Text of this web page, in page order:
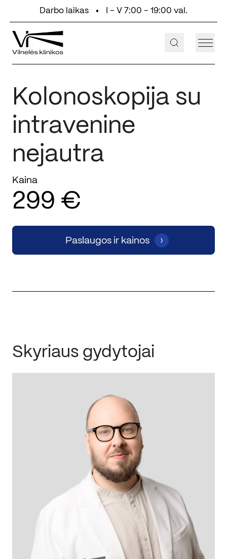
Eiti prie turinioDarbo laikas I - V 7:00 - 19:00 val.
+370 647 55 000
Kolonoskopija su
intravenine
nejautra
Kaina
299 €
Paslaugos ir kainos
Skyriaus gydytojai